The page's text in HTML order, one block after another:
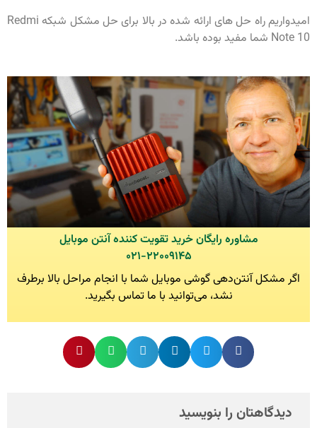
امیدواریم راه حل های ارائه شده در بالا برای حل مشکل شبکه Redmi
Note 10 شما مفید بوده باشد.
مشاوره رایگان خرید تقویت کننده آنتن موبایل
۰۲۱-۲۲۰۰۹۱۴۵
اگر مشکل آنتن‌دهی گوشی موبایل شما با انجام مراحل بالا برطرف
نشد، می‌توانید با ما تماس بگیرید.
دیدگاهتان را بنویسید